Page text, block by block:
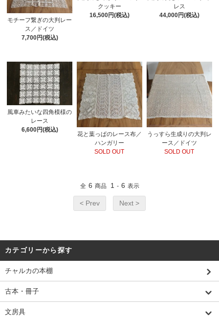
モチーフ繋ぎの大判レー
ス／ドイツ
7,700円(税込)
クッキー
16,500円(税込)
レス
44,000円(税込)
風車みたいな四角模様の
レース
6,600円(税込)
花と葉っぱのレース布／
ハンガリー
SOLD OUT
うっすら生成りの大判レ
ース／ドイツ
SOLD OUT
全 6 商品 1 - 6 表示
< Prev Next >
カテゴリーから探す
チャルカの本棚
古本・冊子
文房具